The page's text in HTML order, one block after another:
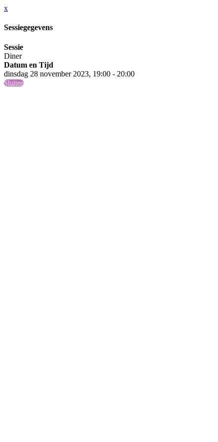
x
Sessiegegevens
Sessie
Diner
Datum en Tijd
dinsdag 28 november 2023, 19:00 - 20:00
Sluiten